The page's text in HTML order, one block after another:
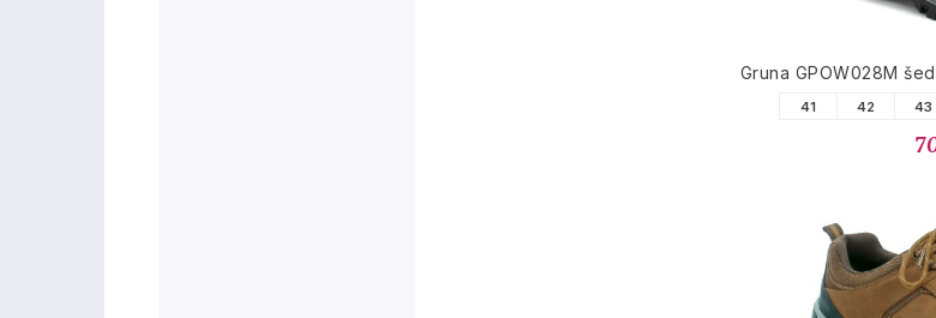
Gruna GPOW028M
41 42 43